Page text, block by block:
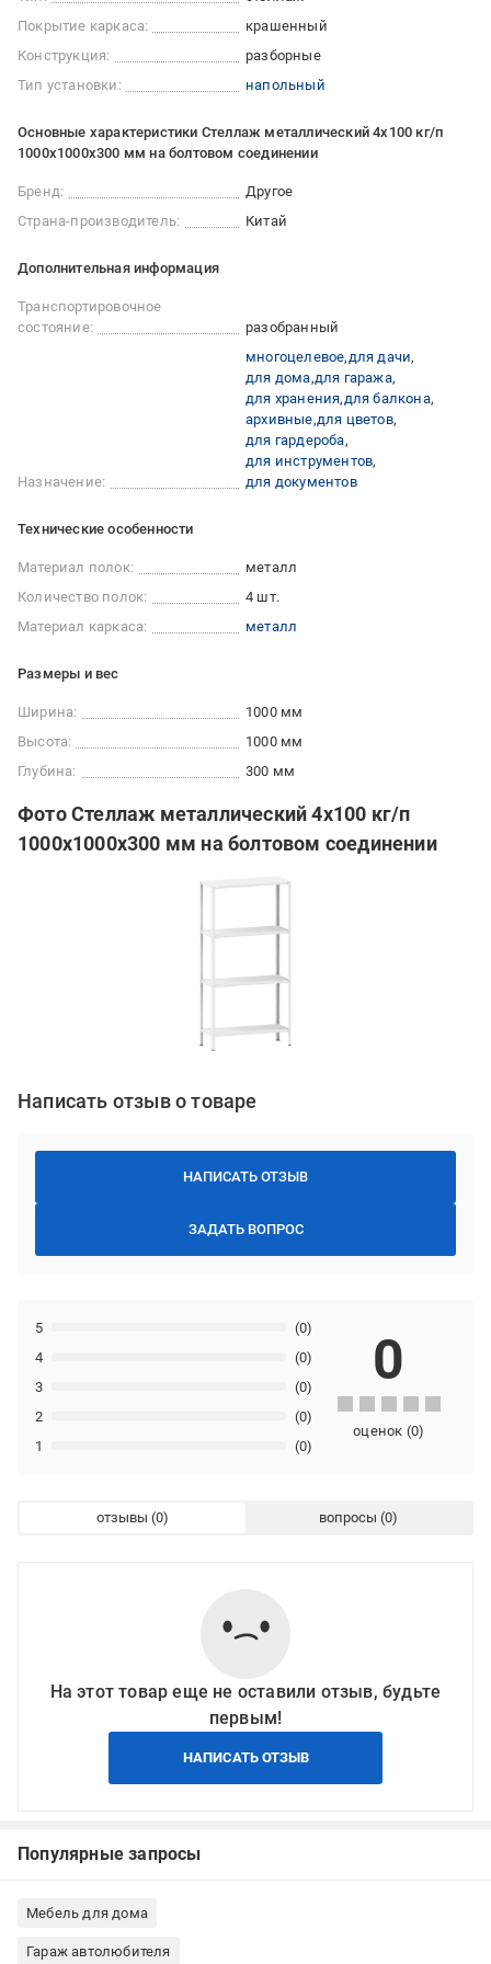
Покрытие каркаса:
крашенный
Конструкция:
разборные
Тип установки:
напольный
Основные характеристики Стеллаж металлический 4х100 кг/п
1000х1000х300 мм на болтовом соединении
Бренд:
Другое
Страна-производитель:
Китай
Дополнительная информация
Транспортировочное
состояние:
разобранный
Назначение:
многоцелевое для дачи
для дома для гаража
для хранения для балкона
архивные для цветов
для гардероба
для инструментов
для документов
Технические особенности
Материал полок:
металл
Количество полок:
4 шт.
Материал каркаса:
металл
Размеры и вес
Ширина:
1000 мм
Высота:
1000 мм
Глубина:
300 мм
Фото Стеллаж металлический 4х100 кг/п
1000х1000х300 мм на болтовом соединении
Написать отзыв о товаре
НАПИСАТЬ ОТЗЫВ
ЗАДАТЬ ВОПРОС
1 (0)
2 (0)
3 (0)
4 (0)
5 (0)
0
оценок (0)
отзывы вопросы
На этот товар еще не оставили отзыв, будьте
первым!
НАПИСАТЬ ОТЗЫВ
Популярные запросы
Мебель для дома
Гараж автолюбителя